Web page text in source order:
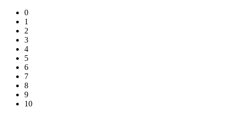
0
1
2
3
4
5
6
7
8
9
10